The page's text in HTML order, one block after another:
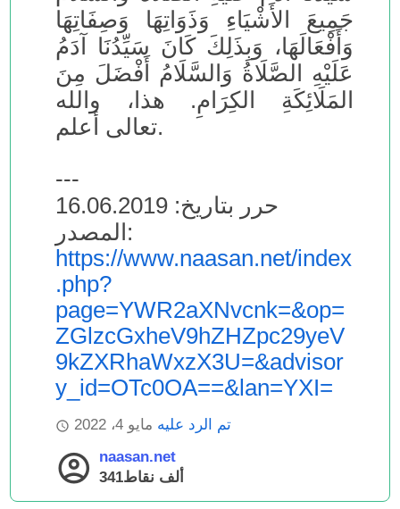
جَمِيعَ الأَشْيَاءِ وَذَوَاتِهَا وَصِفَاتِهَا
وَأَفْعَالَهَا، وَبِذَلِكَ كَانَ سَيِّدُنَا آدَمُ
عَلَيْهِ الصَّلَاةُ وَالسَّلَامُ أَفْضَلَ مِنَ
المَلَائِكَةِ الكِرَامِ. هذا، والله
تعالى أعلم.
---
حرر بتاريخ: 16.06.2019
المصدر:
https://www.naasan.net/index
.php?
page=YWR2aXNvcnk=&op=
ZGlzcGxheV9hZHZpc29yeV
9kZXRhaWxzX3U=&advisor
y_id=OTc0OA==&lan=YXI=
تم الرد عليه مايو 4، 2022
naasan.net
341ألف نقاط